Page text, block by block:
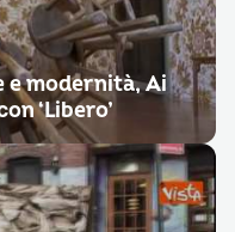
e modernità, Ai
‘Libero’